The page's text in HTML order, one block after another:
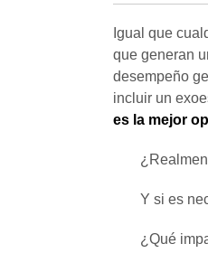
Igual que
que generan
desempeño
incluir un
es la mejor
Y si es
¿Qué